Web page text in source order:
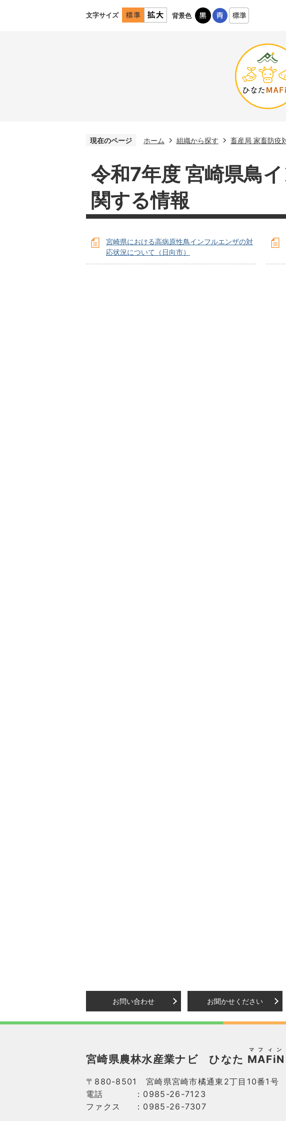
文字サイズ 背景色
現在のページ ホーム 組織から探す 畜産局 家畜防疫
令和7年度 宮崎県鳥
関する情報
宮崎県における高病原性鳥インフルエンザの対
応状況について（日向市）
お問い合わせ お聞かせください
宮崎県農林水産業ナビ ひなた MAFiN
マフィン
〒880-8501 宮崎県宮崎市橘通東2丁目10番1号
電話
：0985-26-7123
ファクス
：0985-26-7307